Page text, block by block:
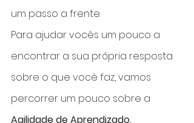
um passo a frente.
Para ajudar vocês um pouco a
encontrar a sua própria resposta
sobre o que você faz, vamos
percorrer um pouco sobre a
Agilidade de Aprendizado.